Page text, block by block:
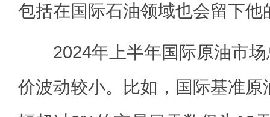
包括在国际石油领域也会留下他
2024年上半年国际原油市场
价波动较小。比如，国际基准原